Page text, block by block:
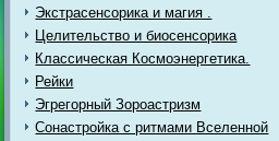
Экстрасенсорика и магия .
Целительство и биосенсорика
Классическая Космоэнергетика.
Рейки
Эгрегорный Зороастризм
Сонастройка с ритмами Вселенной